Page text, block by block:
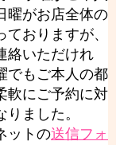
曜がお店全体の
おりますが、
絡いただけれ
でもご本人の都
軟にご予約に対
ました。
ットの送信フォ